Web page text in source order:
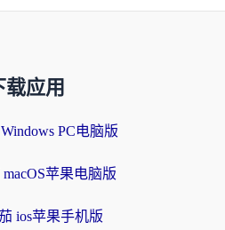
载应用
PC电脑版
苹果电脑版
ios苹果手机版